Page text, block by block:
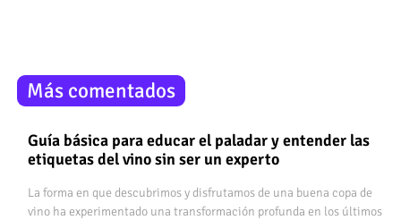
Más comentados
Guía básica para educar el paladar y entender las
etiquetas del vino sin ser un experto
La forma en que descubrimos y disfrutamos de una buena copa de
vino ha experimentado una transformación profunda en los últimos